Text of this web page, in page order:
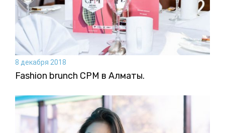
8 декабря 2018
Fashion brunch CPM в Алматы.